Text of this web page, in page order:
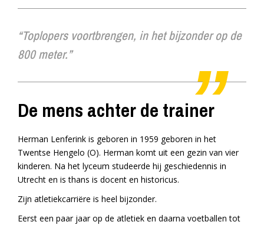
“Toplopers voortbrengen, in het bijzonder op de
800 meter.”
De mens achter de trainer
Herman Lenferink is geboren in 1959 geboren in het
Twentse Hengelo (O). Herman komt uit een gezin van vier
kinderen. Na het lyceum studeerde hij geschiedennis in
Utrecht en is thans is docent en historicus.
Zijn atletiekcarriëre is heel bijzonder.
Eerst een paar jaar op de atletiek en daarna voetballen tot